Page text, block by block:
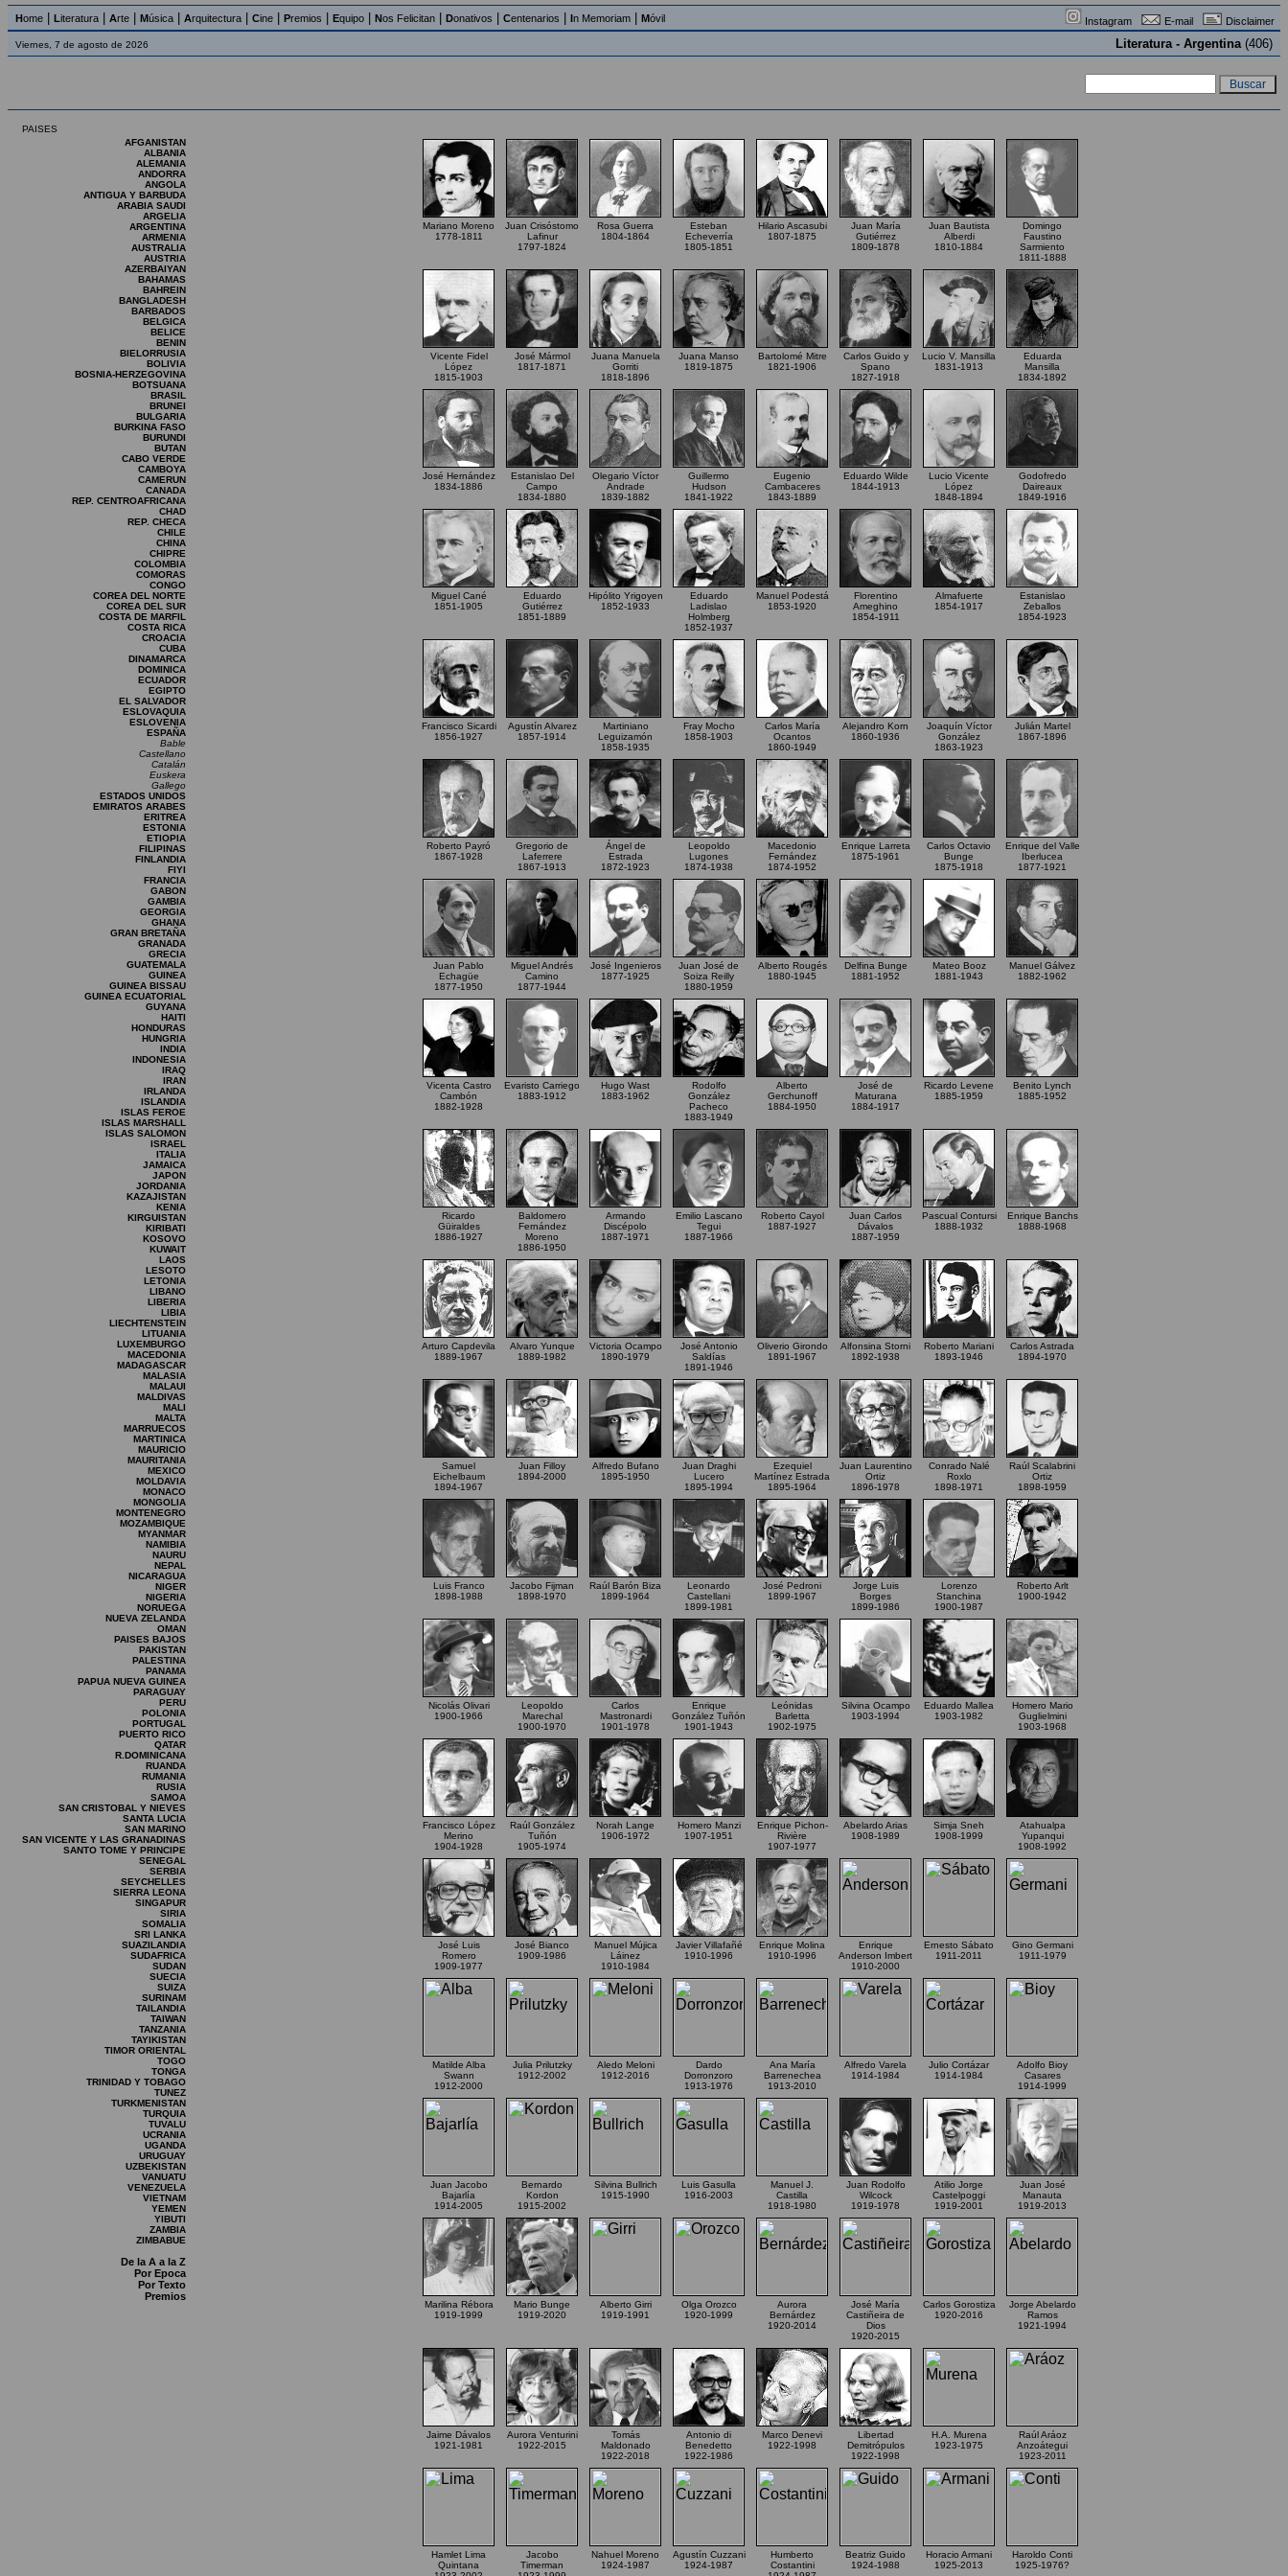
Home Literatura Arte Música Arquitectura Cine Premios Equipo Nos Felicitan Donativos Centenarios In Memoriam Móvil Instagram E-mail Disclaimer
Viernes, 7 de agosto de 2026 Literatura - Argentina(406)
PAISES
AFGANISTAN
ALBANIA
ALEMANIA
ANDORRA
ANGOLA
ANTIGUA Y BARBUDA
ARABIA SAUDI
ARGELIA
ARGENTINA
ARMENIA
AUSTRALIA
AUSTRIA
AZERBAIYAN
BAHAMAS
BAHREIN
BANGLADESH
BARBADOS
BELGICA
BELICE
BENIN
BIELORRUSIA
BOLIVIA
BOSNIA-HERZEGOVINA
BOTSUANA
BRASIL
BRUNEI
BULGARIA
BURKINA FASO
BURUNDI
BUTAN
CABO VERDE
CAMBOYA
CAMERUN
CANADA
REP. CENTROAFRICANA
CHAD
REP. CHECA
CHILE
CHINA
CHIPRE
COLOMBIA
COMORAS
CONGO
COREA DEL NORTE
COREA DEL SUR
COSTA DE MARFIL
COSTA RICA
CROACIA
CUBA
DINAMARCA
DOMINICA
ECUADOR
EGIPTO
EL SALVADOR
ESLOVAQUIA
ESLOVENIA
ESPAÑA
Bable
Castellano
Catalán
Euskera
Gallego
ESTADOS UNIDOS
EMIRATOS ARABES
ERITREA
ESTONIA
ETIOPIA
FILIPINAS
FINLANDIA
FIYI
FRANCIA
GABON
GAMBIA
GEORGIA
GHANA
GRAN BRETAÑA
GRANADA
GRECIA
GUATEMALA
GUINEA
GUINEA BISSAU
GUINEA ECUATORIAL
GUYANA
HAITI
HONDURAS
HUNGRIA
INDIA
INDONESIA
IRAQ
IRAN
IRLANDA
ISLANDIA
ISLAS FEROE
ISLAS MARSHALL
ISLAS SALOMON
ISRAEL
ITALIA
JAMAICA
JAPON
JORDANIA
KAZAJISTAN
KENIA
KIRGUISTAN
KIRIBATI
KOSOVO
KUWAIT
LAOS
LESOTO
LETONIA
LIBANO
LIBERIA
LIBIA
LIECHTENSTEIN
LITUANIA
LUXEMBURGO
MACEDONIA
MADAGASCAR
MALASIA
MALAUI
MALDIVAS
MALI
MALTA
MARRUECOS
MARTINICA
MAURICIO
MAURITANIA
MEXICO
MOLDAVIA
MONACO
MONGOLIA
MONTENEGRO
MOZAMBIQUE
MYANMAR
NAMIBIA
NAURU
NEPAL
NICARAGUA
NIGER
NIGERIA
NORUEGA
NUEVA ZELANDA
OMAN
PAISES BAJOS
PAKISTAN
PALESTINA
PANAMA
PAPUA NUEVA GUINEA
PARAGUAY
PERU
POLONIA
PORTUGAL
PUERTO RICO
QATAR
R.DOMINICANA
RUANDA
RUMANIA
RUSIA
SAMOA
SAN CRISTOBAL Y NIEVES
SANTA LUCIA
SAN MARINO
SAN VICENTE Y LAS GRANADINAS
SANTO TOME Y PRINCIPE
SENEGAL
SERBIA
SEYCHELLES
SIERRA LEONA
SINGAPUR
SIRIA
SOMALIA
SRI LANKA
SUAZILANDIA
SUDAFRICA
SUDAN
SUECIA
SUIZA
SURINAM
TAILANDIA
TAIWAN
TANZANIA
TAYIKISTAN
TIMOR ORIENTAL
TOGO
TONGA
TRINIDAD Y TOBAGO
TUNEZ
TURKMENISTAN
TURQUIA
TUVALU
UCRANIA
UGANDA
URUGUAY
UZBEKISTAN
VANUATU
VENEZUELA
VIETNAM
YEMEN
YIBUTI
ZAMBIA
ZIMBABUE
De la A a la Z
Por Epoca
Por Texto
Premios
Mariano Moreno
1778-1811
Juan Crisóstomo
Lafinur
1797-1824
Rosa Guerra
1804-1864
Esteban
Echeverría
1805-1851
Hilario Ascasubi
1807-1875
Juan María
Gutiérrez
1809-1878
Juan Bautista
Alberdi
1810-1884
Domingo
Faustino
Sarmiento
1811-1888
Vicente Fidel
López
1815-1903
José Mármol
1817-1871
Juana Manuela
Gorriti
1818-1896
Juana Manso
1819-1875
Bartolomé Mitre
1821-1906
Carlos Guido y
Spano
1827-1918
Lucio V. Mansilla
1831-1913
Eduarda
Mansilla
1834-1892
José Hernández
1834-1886
Estanislao Del
Campo
1834-1880
Olegario Víctor
Andrade
1839-1882
Guillermo
Hudson
1841-1922
Eugenio
Cambaceres
1843-1889
Eduardo Wilde
1844-1913
Lucio Vicente
López
1848-1894
Godofredo
Daireaux
1849-1916
Miguel Cané
1851-1905
Eduardo
Gutiérrez
1851-1889
Hipólito Yrigoyen
1852-1933
Eduardo
Ladislao
Holmberg
1852-1937
Manuel Podestá
1853-1920
Florentino
Ameghino
1854-1911
Almafuerte
1854-1917
Estanislao
Zeballos
1854-1923
Francisco Sicardi
1856-1927
Agustín Alvarez
1857-1914
Martiniano
Leguizamón
1858-1935
Fray Mocho
1858-1903
Carlos María
Ocantos
1860-1949
Alejandro Korn
1860-1936
Joaquín Víctor
González
1863-1923
Julián Martel
1867-1896
Roberto Payró
1867-1928
Gregorio de
Laferrere
1867-1913
Ángel de
Estrada
1872-1923
Leopoldo
Lugones
1874-1938
Macedonio
Fernández
1874-1952
Enrique Larreta
1875-1961
Carlos Octavio
Bunge
1875-1918
Enrique del Valle
Iberlucea
1877-1921
Juan Pablo
Echagüe
1877-1950
Miguel Andrés
Camino
1877-1944
José Ingenieros
1877-1925
Juan José de
Soiza Reilly
1880-1959
Alberto Rougés
1880-1945
Delfina Bunge
1881-1952
Mateo Booz
1881-1943
Manuel Gálvez
1882-1962
Vicenta Castro
Cambón
1882-1928
Evaristo Carriego
1883-1912
Hugo Wast
1883-1962
Rodolfo
González
Pacheco
1883-1949
Alberto
Gerchunoff
1884-1950
José de
Maturana
1884-1917
Ricardo Levene
1885-1959
Benito Lynch
1885-1952
Ricardo
Güiraldes
1886-1927
Baldomero
Fernández
Moreno
1886-1950
Armando
Discépolo
1887-1971
Emilio Lascano
Tegui
1887-1966
Roberto Cayol
1887-1927
Juan Carlos
Dávalos
1887-1959
Pascual Contursi
1888-1932
Enrique Banchs
1888-1968
Arturo Capdevila
1889-1967
Alvaro Yunque
1889-1982
Victoria Ocampo
1890-1979
José Antonio
Saldías
1891-1946
Oliverio Girondo
1891-1967
Alfonsina Storni
1892-1938
Roberto Mariani
1893-1946
Carlos Astrada
1894-1970
Samuel
Eichelbaum
1894-1967
Juan Filloy
1894-2000
Alfredo Bufano
1895-1950
Juan Draghi
Lucero
1895-1994
Ezequiel
Martínez Estrada
1895-1964
Juan Laurentino
Ortiz
1896-1978
Conrado Nalé
Roxlo
1898-1971
Raúl Scalabrini
Ortiz
1898-1959
Luis Franco
1898-1988
Jacobo Fijman
1898-1970
Raúl Barón Biza
1899-1964
Leonardo
Castellani
1899-1981
José Pedroni
1899-1967
Jorge Luis
Borges
1899-1986
Lorenzo
Stanchina
1900-1987
Roberto Arlt
1900-1942
Nicolás Olivari
1900-1966
Leopoldo
Marechal
1900-1970
Carlos
Mastronardi
1901-1978
Enrique
González Tuñón
1901-1943
Leónidas
Barletta
1902-1975
Silvina Ocampo
1903-1994
Eduardo Mallea
1903-1982
Homero Mario
Guglielmini
1903-1968
Francisco López
Merino
1904-1928
Raúl González
Tuñón
1905-1974
Norah Lange
1906-1972
Homero Manzi
1907-1951
Enrique Pichon-
Rivière
1907-1977
Abelardo Arias
1908-1989
Simja Sneh
1908-1999
Atahualpa
Yupanqui
1908-1992
José Luis
Romero
1909-1977
José Bianco
1909-1986
Manuel Mújica
Láinez
1910-1984
Javier Villafañé
1910-1996
Enrique Molina
1910-1996
Enrique
Anderson Imbert
1910-2000
Ernesto Sábato
1911-2011
Gino Germani
1911-1979
Matilde Alba
Swann
1912-2000
Julia Prilutzky
1912-2002
Aledo Meloni
1912-2016
Dardo
Dorronzoro
1913-1976
Ana María
Barrenechea
1913-2010
Alfredo Varela
1914-1984
Julio Cortázar
1914-1984
Adolfo Bioy
Casares
1914-1999
Juan Jacobo
Bajarlía
1914-2005
Bernardo
Kordon
1915-2002
Silvina Bullrich
1915-1990
Luis Gasulla
1916-2003
Manuel J.
Castilla
1918-1980
Juan Rodolfo
Wilcock
1919-1978
Atilio Jorge
Castelpoggi
1919-2001
Juan José
Manauta
1919-2013
Marilina Rébora
1919-1999
Mario Bunge
1919-2020
Alberto Girri
1919-1991
Olga Orozco
1920-1999
Aurora
Bernárdez
1920-2014
José María
Castiñeira de
Dios
1920-2015
Carlos Gorostiza
1920-2016
Jorge Abelardo
Ramos
1921-1994
Jaime Dávalos
1921-1981
Aurora Venturini
1922-2015
Tomás
Maldonado
1922-2018
Antonio di
Benedetto
1922-1986
Marco Denevi
1922-1998
Libertad
Demitrópulos
1922-1998
H.A. Murena
1923-1975
Raúl Aráoz
Anzoátegui
1923-2011
Hamlet Lima
Quintana
Jacobo
Timerman
Nahuel Moreno
1924-1987
Agustín Cuzzani
1924-1987
Humberto
Costantini
Beatriz Guido
1924-1988
Horacio Armani
1925-2013
Haroldo Conti
1925-1976?